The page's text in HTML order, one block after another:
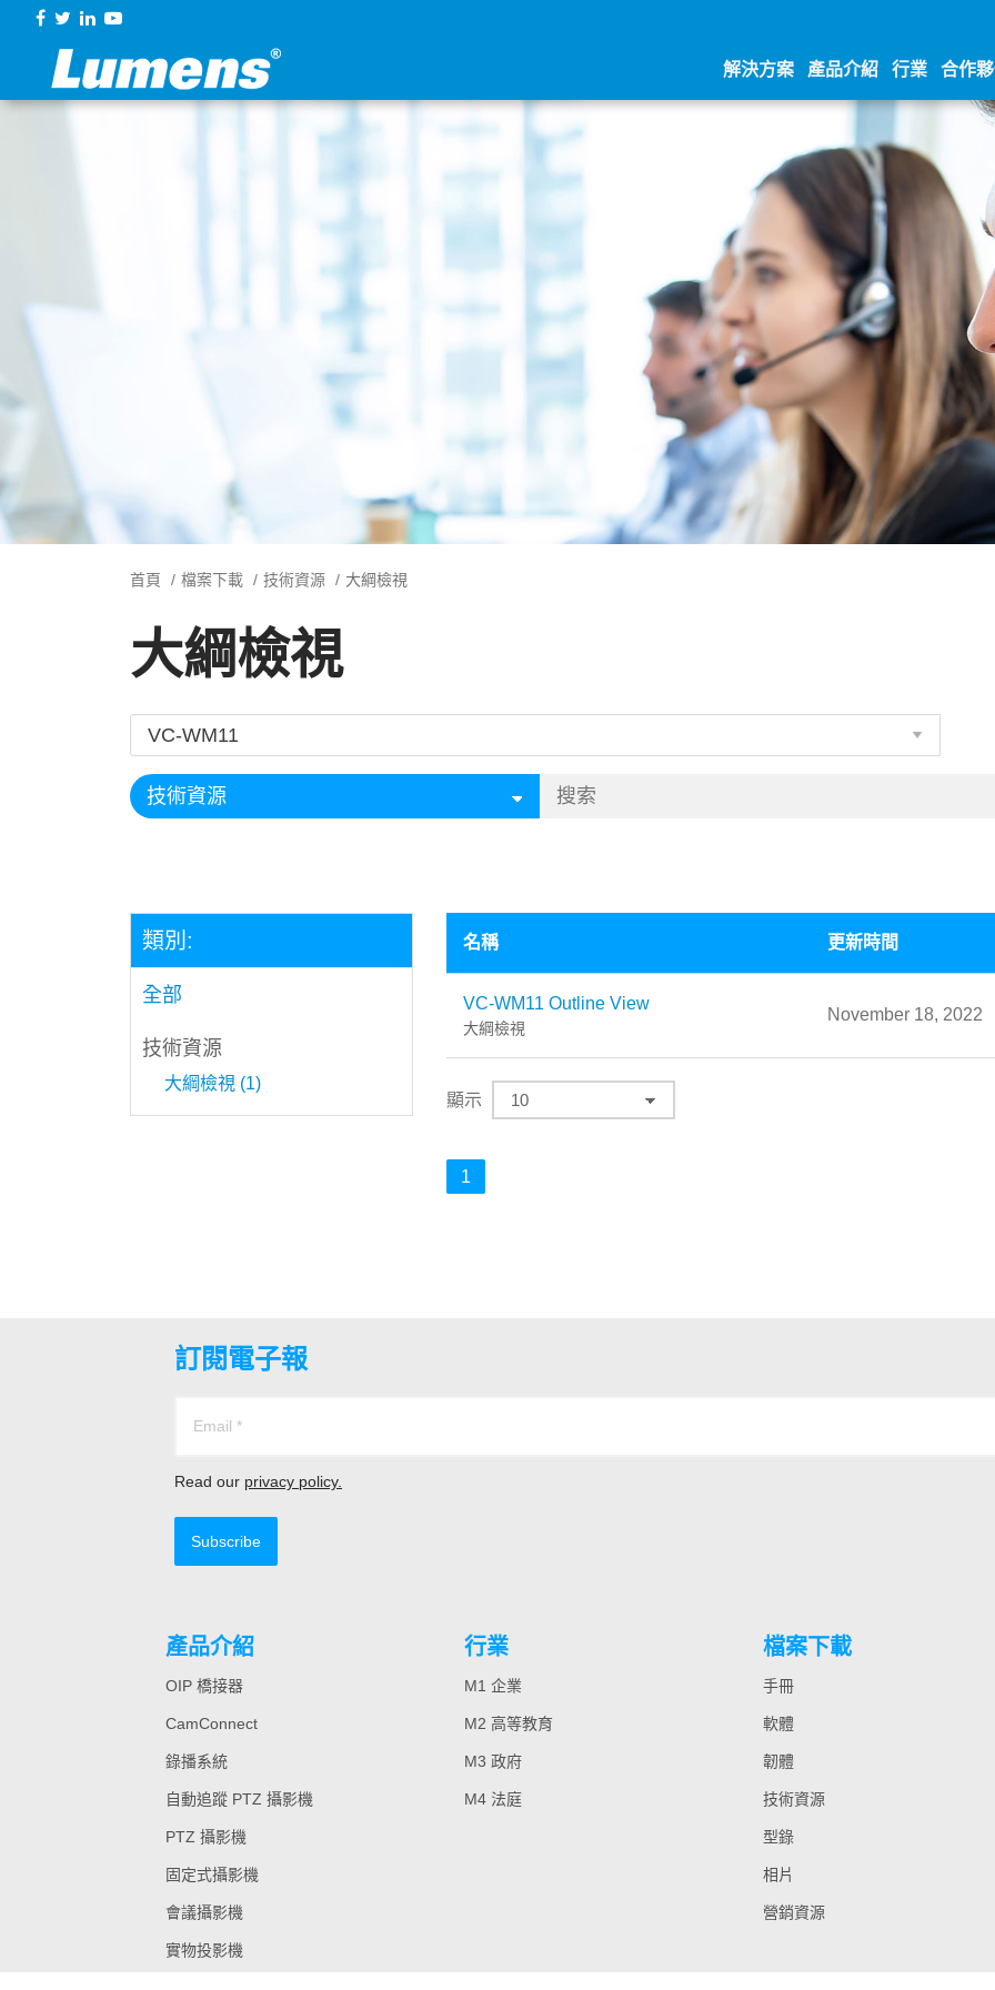
解決方案 產品介紹 行業 合作
首頁 檔案下載 技術資源 大綱檢視
大綱檢視
類別:
全部
技術資源
大綱檢視 (1)
名稱 更新時間
VC-WM11 Outline View
大綱檢視
November 18, 2022
顯示
1
訂閱電子報
Read our privacy policy.
Subscribe
產品介紹
OIP 橋接器
CamConnect
錄播系統
自動追蹤 PTZ 攝影機
PTZ 攝影機
固定式攝影機
會議攝影機
實物投影機
行業
M1 企業
M2 高等教育
M3 政府
M4 法庭
檔案下載
手冊
軟體
韌體
技術資源
型錄
相片
營銷資源